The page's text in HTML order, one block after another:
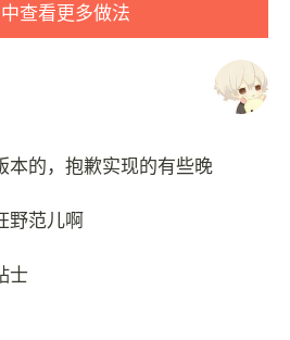
查看更多做法
本的，抱歉实现的有些晚
野范儿啊